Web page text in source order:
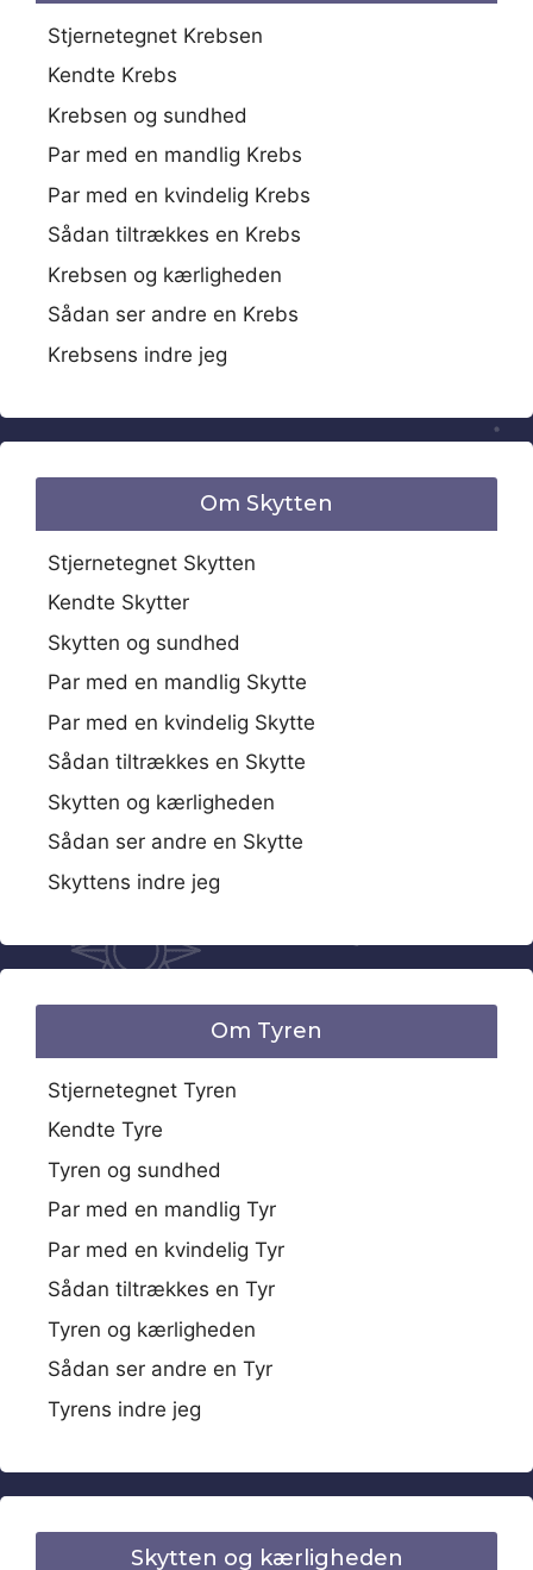
Stjernetegnet Krebsen
Kendte Krebs
Krebsen og sundhed
Par med en mandlig Krebs
Par med en kvindelig Krebs
Sådan tiltrækkes en Krebs
Krebsen og kærligheden
Sådan ser andre en Krebs
Krebsens indre jeg
Om Skytten
Stjernetegnet Skytten
Kendte Skytter
Skytten og sundhed
Par med en mandlig Skytte
Par med en kvindelig Skytte
Sådan tiltrækkes en Skytte
Skytten og kærligheden
Sådan ser andre en Skytte
Skyttens indre jeg
Om Tyren
Stjernetegnet Tyren
Kendte Tyre
Tyren og sundhed
Par med en mandlig Tyr
Par med en kvindelig Tyr
Sådan tiltrækkes en Tyr
Tyren og kærligheden
Sådan ser andre en Tyr
Tyrens indre jeg
Skytten og kærligheden